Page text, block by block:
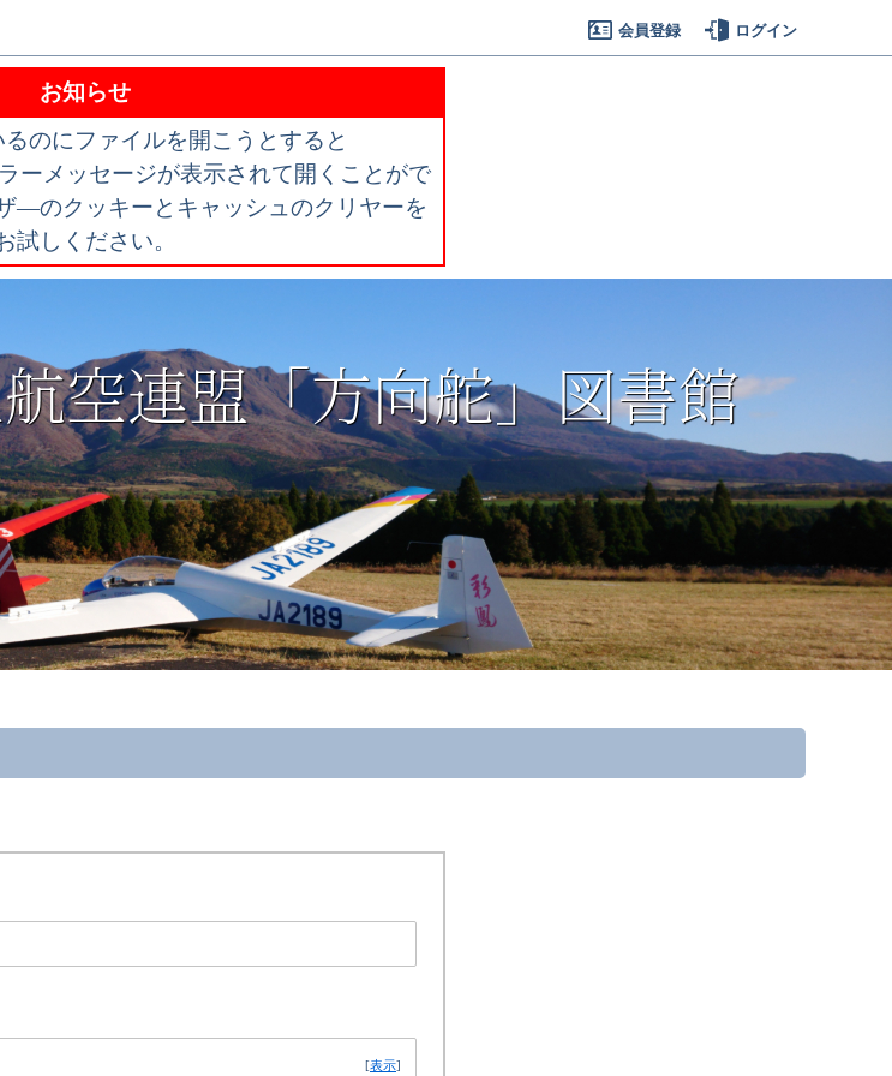
お知らせ
のにファイルを開こうとすると
ーメッセージが表示されて開くことがで
―のクッキーとキャッシュのクリヤーを
試しください。
空連盟「方向舵」図書館
[表示]
会員登録 ログイン